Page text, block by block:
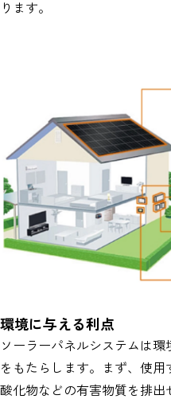
ります。
環境に与える利点
ソーラーパネルシステムは
をもたらします。まず、使
酸化物などの有害物質を排